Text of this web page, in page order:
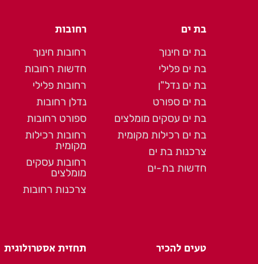
בת ים
בת ים חינוך
בת ים פלילי
בת ים נדל"ן
בת ים ספורט
בת ים עסקים מומלצים
בת ים רכילות מקומית
צרכנות בת ים
חדשות בת-ים
רחובות
רחובות חינוך
חדשות רחובות
רחובות פלילי
נדלן רחובות
ספורט רחובות
רחובות רכילות
מקומית
רחובות עסקים
מומלצים
צרכנות רחובות
טעים להכיר תחזית אסטרולוגית